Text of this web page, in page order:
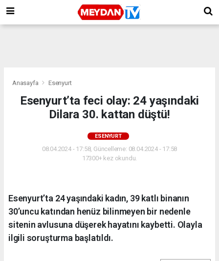
Anasayfa Esenyurt
Esenyurt’ta feci olay: 24 yaşındaki
Dilara 30. kattan düştü!
ESENYURT
08.04.2024 - 17:58, Güncelleme: 08.04.2024 - 17:58
17300+ kez okundu.
Esenyurt’ta 24 yaşındaki kadın, 39 katlı binanın
30’uncu katından henüz bilinmeyen bir nedenle
sitenin avlusuna düşerek hayatını kaybetti. Olayla
ilgili soruşturma başlatıldı.